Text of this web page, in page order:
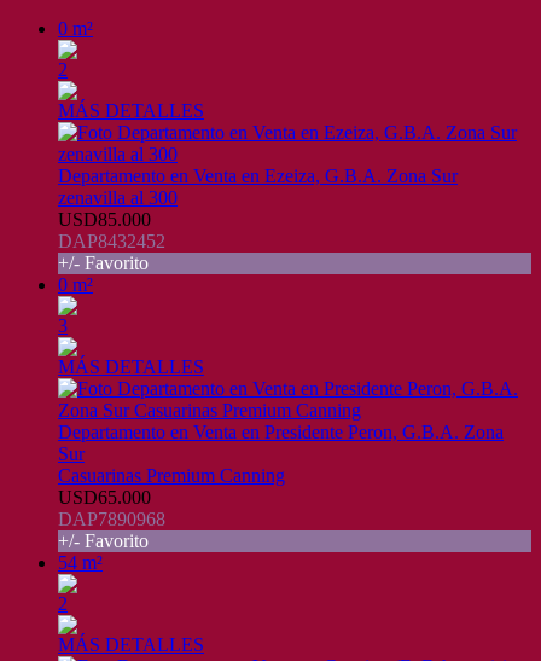
0 m²
2
MÁS DETALLES
Departamento en Venta en Ezeiza, G.B.A. Zona Sur
zenavilla al 300
USD85.000
DAP8432452
+/- Favorito
0 m²
3
MÁS DETALLES
Departamento en Venta en Presidente Peron, G.B.A. Zona
Sur
Casuarinas Premium Canning
USD65.000
DAP7890968
+/- Favorito
54 m²
2
MÁS DETALLES